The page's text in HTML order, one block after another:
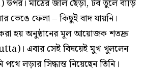
মাঠের জাল ছেঁড়া, টব তুলে বাড়ি
ভেঙে ফেলা – কিছুই বাদ যায়নি।
করা হয় অনুষ্ঠানের মূল আয়োজক শতদ্রু
এবার সেই বিষয়েই মুখ খুললেন
লড়ার সিদ্ধান্ত নিয়েছেন তিনি।